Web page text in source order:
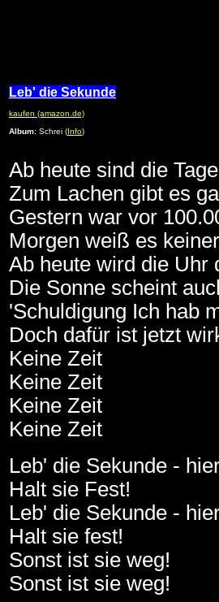
Leb' die Sekunde
kaufen (amazon.de)
Album: Schrei ( Info)
Ab heute sind die
Zum Lachen gibt es
Gestern war vor
Morgen weiß es
Ab heute wird die Uhr
Die Sonne scheint
'Schuldigung Ich hab
Doch dafür ist jetzt
Keine Zeit
Keine Zeit
Keine Zeit
Keine Zeit
Leb' die Sekunde -
Halt sie Fest!
Leb' die Sekunde -
Halt sie fest!
Sonst ist sie weg!
Sonst ist sie weg!